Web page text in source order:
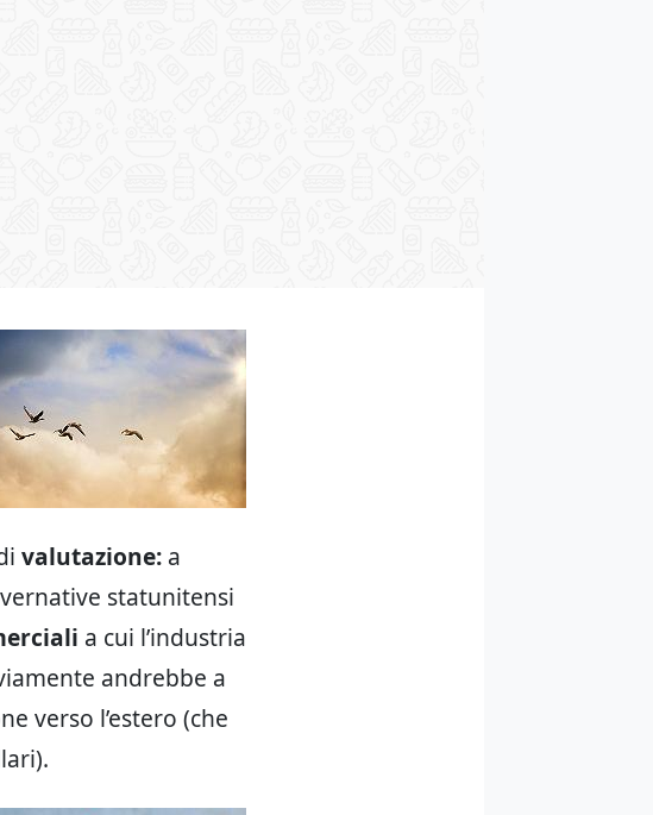
valutazione: a
statunitensi
a cui l’industria
andrebbe a
verso l’estero (che